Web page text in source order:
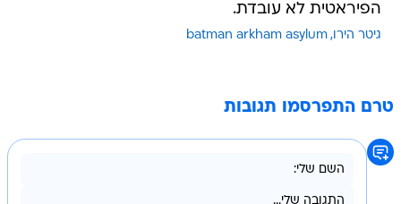
הפיראטית לא עובדת.
גיטר הירו batman arkham asylum
טרם התפרסמו תגובות